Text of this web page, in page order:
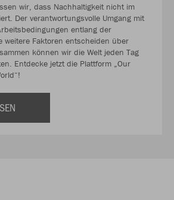
wir, dass Nachhaltigkeit nicht im
Der verantwortungsvolle Umgang mit
entlang der
weitere Faktoren entscheiden über
können wir die Welt jeden Tag
Entdecke jetzt die Plattform „Our